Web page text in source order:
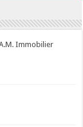
Immobilier